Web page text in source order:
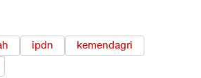
ipdn
kemendagri